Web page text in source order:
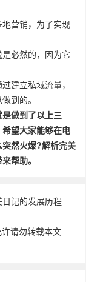
营销，为了实现
必然的，因为它
建立私域流量，
到的。
做到了以上三
望大家能够在电
然火爆?解析完美
帮助。
记的发展历程
请勿转载本文